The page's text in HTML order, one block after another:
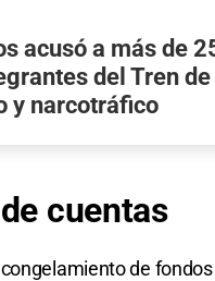
acusó a más de
del Tren
y narcotráfico
de cuentas
de